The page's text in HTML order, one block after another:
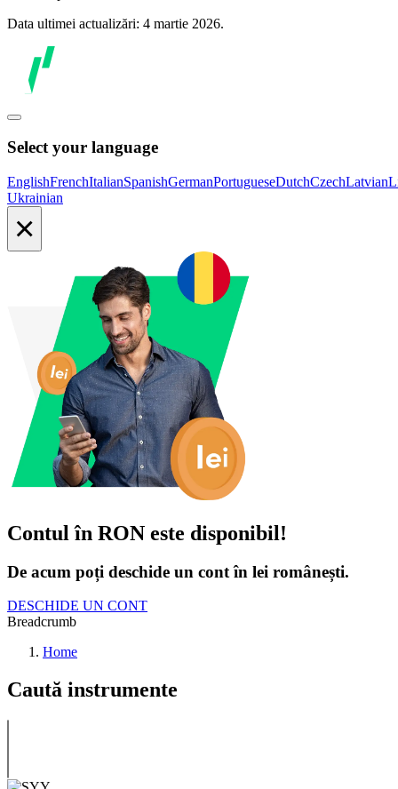
Data ultimei actualizări: 4 martie 2026.
Select your language
EnglishFrenchItalianSpanishGermanPortugueseDutchCzechLatvian
Ukrainian
×
Contul în RON este disponibil!
De acum poți deschide un cont în lei românești.
DESCHIDE UN CONT
Breadcrumb
Home
Caută instrumente